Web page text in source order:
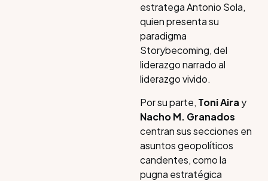
estratega Antonio Sola,
quien presenta su
paradigma
Storybecoming, del
liderazgo narrado al
liderazgo vivido.​​
Por su parte, Toni Aira y
Nacho M. Granados
centran sus secciones en
asuntos geopolíticos
candentes, como la
pugna estratégica